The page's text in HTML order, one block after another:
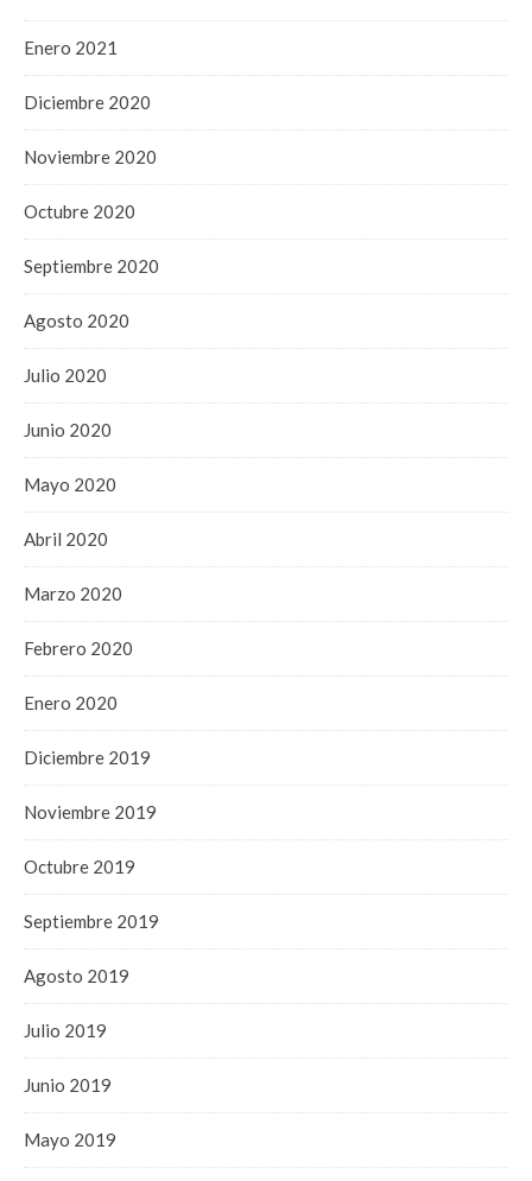
Enero 2021
Diciembre 2020
Noviembre 2020
Octubre 2020
Septiembre 2020
Agosto 2020
Julio 2020
Junio 2020
Mayo 2020
Abril 2020
Marzo 2020
Febrero 2020
Enero 2020
Diciembre 2019
Noviembre 2019
Octubre 2019
Septiembre 2019
Agosto 2019
Julio 2019
Junio 2019
Mayo 2019